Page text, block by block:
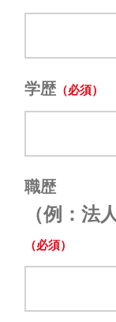
学歴
職歴
（例：法